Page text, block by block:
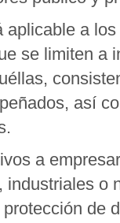
a
se limiten a
así
a
o
de